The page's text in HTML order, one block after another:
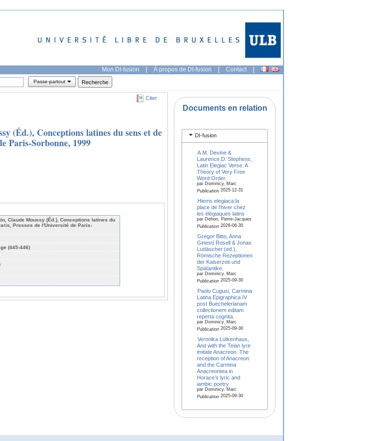
Mon DI-fusion | À propos de DI-fusion | Contact |
Passe-partout
Citer
(Éd.), Conceptions latines du sens et de
Paris-Sorbonne, 1999
Claude Moussy (Éd.), Conceptions latines du
Presses de l'Université de Paris-
(445-446)
Documents en relation
DI-fusion
A.M. Devine &
Laurence D. Stephens,
Latin Elegiac Verse: A
Theory of Very Free
Word Order
par Dominicy, Marc
Publication2025-12-31
Hiems elegiaca:la
place de l'hiver chez
les élégiaques latins
par Dehon, Pierre-Jacques
Publication2026-06-30
Gregor Bitto, Anna
Ginestí Rosell & Jonas
Ludäscher (ed.),
Römische Rezeptionen
der Kaiserzeit und
Spätantike.
par Dominicy, Marc
Publication2025-09-30
Paolo Cugusi, Carmina
Latina Epigraphica IV
post Buechelerianam
collectionem editam
reperta cognita.
par Dominicy, Marc
Publication2025-09-30
Veronika Lütkenhaus,
And with the Teian lyre
imitate Anacreon: The
reception of Anacreon
and the Carmina
Anacreontea in
Horace’s lyric and
iambic poetry
par Dominicy, Marc
Publication2025-09-30